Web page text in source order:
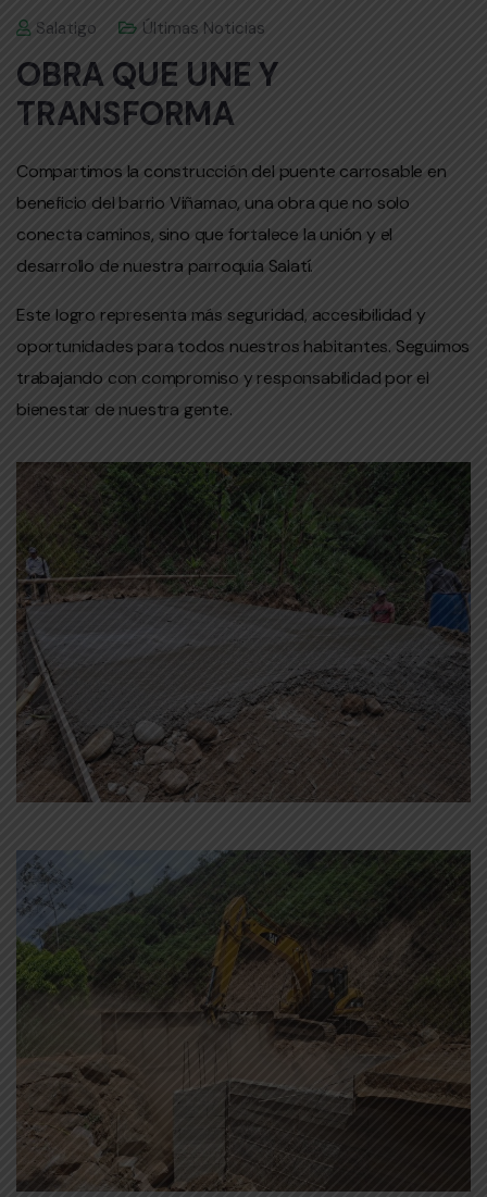
Salatigo Últimas Noticias
OBRA QUE UNE Y
TRANSFORMA
Compartimos la construcción del puente carrosable en
beneficio del barrio Viñamao, una obra que no solo
conecta caminos, sino que fortalece la unión y el
desarrollo de nuestra parroquia Salatí.
Este logro representa más seguridad, accesibilidad y
oportunidades para todos nuestros habitantes. Seguimos
trabajando con compromiso y responsabilidad por el
bienestar de nuestra gente.